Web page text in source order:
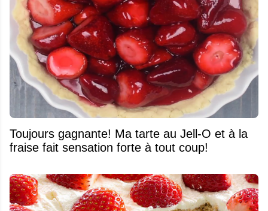
Toujours gagnante! Ma tarte au Jell-O et à la
fraise fait sensation forte à tout coup!